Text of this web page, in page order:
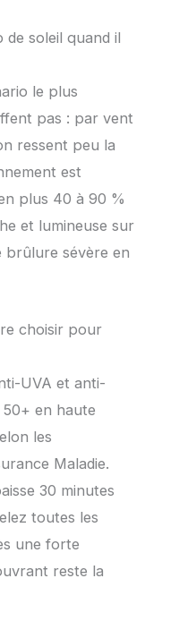
soleil quand il
le plus
pas : par vent
ressent peu la
est
plus 40 à 90 %
et lumineuse sur
sévère en
choisir pour
UVA et anti-
en haute
les
Maladie.
30 minutes
toutes les
une forte
reste la